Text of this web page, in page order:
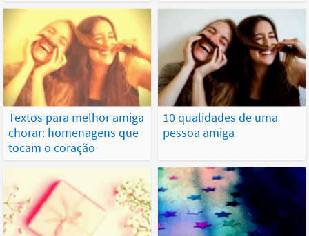
Textos para melhor amiga
chorar: homenagens que
tocam o coração
10 qualidades de uma
pessoa amiga